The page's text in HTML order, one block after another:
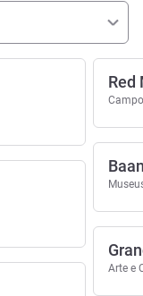
Red
Arte e